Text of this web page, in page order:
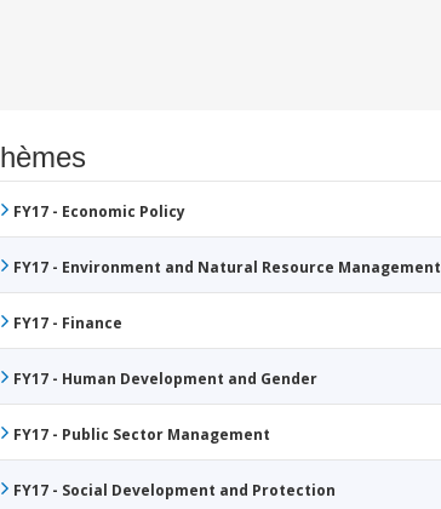
FY17 - Economic Policy
FY17 - Environment and Natural Resource Management
FY17 - Finance
FY17 - Human Development and Gender
FY17 - Public Sector Management
FY17 - Social Development and Protection